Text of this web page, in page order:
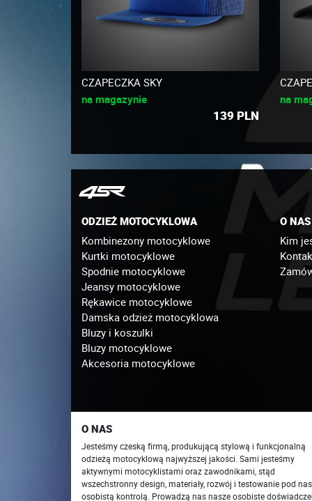
CZAPECZKA SKY
na magazynie
139 PLN
na
ODZIEŻ MOTOCYKLOWA
Kombinezony motocyklowe
Kurtki motocyklowe
Spodnie motocyklowe
Jeansy motocyklowe
Rękawice motocyklowe
Damska odzież motocyklowa
Bluzy i koszulki
Bluzy motocyklowe
Akcesoria motocyklowe
O NAS
Kim
O NAS
Jesteśmy czeską firmą, produkującą stylową i funkcjonalną
odzieżą motocyklową najwyższej jakości. Sami jesteśmy
aktywnymi motocyklistami oraz zawodnikami, stąd
wszechstronny design, materiały, rozwój i testowanie pod
osobistą kontrolą. Prowadzą nas nasze osobiste